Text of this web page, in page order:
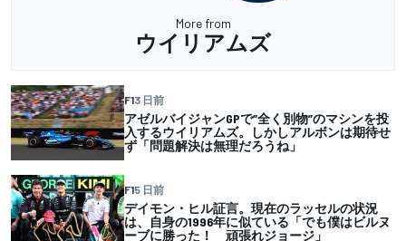
More from
ウイリアムズ
F13 日前
アゼルバイジャンGPで”全く別物”のマシンを投
入するウイリアムズ。しかしアルボンは期待せ
ず「問題解決は無理だろうね」
F15 日前
デイモン・ヒル証言。現在のラッセルの状況
は、自身の1996年に似ている「でも僕はビルヌ
ーブに勝った！ 頑張れジョージ」